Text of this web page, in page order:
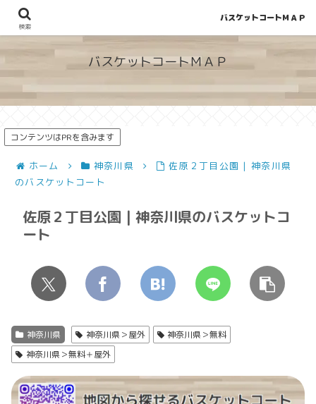
地図から探せる！穴場が見つかるバスケットコート情報
バスケットコートＭＡＰ
コンテンツはPRを含みます
ホーム 神奈川県
佐原２丁目公園 | 神奈川県
のバスケットコート
佐原２丁目公園 | 神奈川県のバスケットコ
ート
神奈川県 神奈川県＞屋外
神奈川県＞無料
神奈川県＞無料＋屋外
検索
バスケットコートＭＡＰ